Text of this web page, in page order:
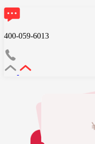
400-059-6013